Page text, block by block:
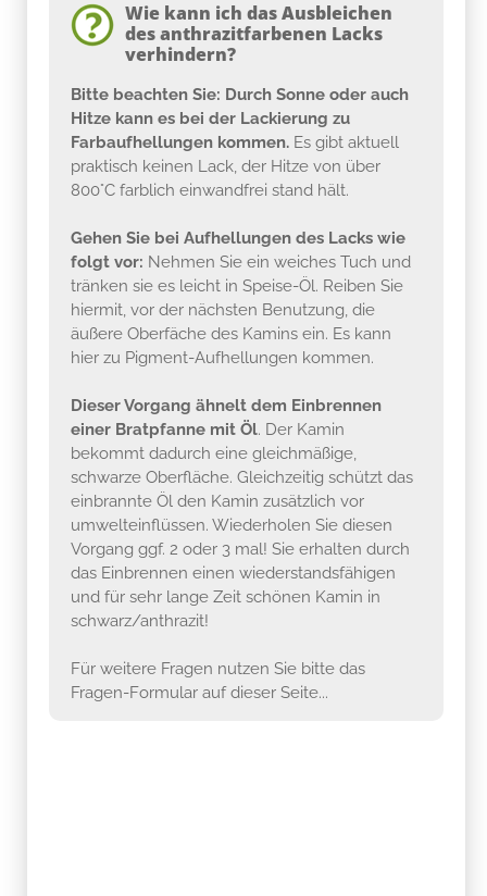
Wie kann ich das Ausbleichen
des anthrazitfarbenen Lacks
verhindern?
Bitte beachten Sie: Durch Sonne oder auch
Hitze kann es bei der Lackierung zu
Farbaufhellungen kommen. Es gibt aktuell
praktisch keinen Lack, der Hitze von über
800°C farblich einwandfrei stand hält.
Gehen Sie bei Aufhellungen des Lacks wie
folgt vor: Nehmen Sie ein weiches Tuch und
tränken sie es leicht in Speise-Öl. Reiben Sie
hiermit, vor der nächsten Benutzung, die
äußere Oberfäche des Kamins ein. Es kann
hier zu Pigment-Aufhellungen kommen.
Dieser Vorgang ähnelt dem Einbrennen
einer Bratpfanne mit Öl. Der Kamin
bekommt dadurch eine gleichmäßige,
schwarze Oberfläche. Gleichzeitig schützt das
einbrannte Öl den Kamin zusätzlich vor
umwelteinflüssen. Wiederholen Sie diesen
Vorgang ggf. 2 oder 3 mal! Sie erhalten durch
das Einbrennen einen wiederstandsfähigen
und für sehr lange Zeit schönen Kamin in
schwarz/anthrazit!
Für weitere Fragen nutzen Sie bitte das
Fragen-Formular auf dieser Seite...